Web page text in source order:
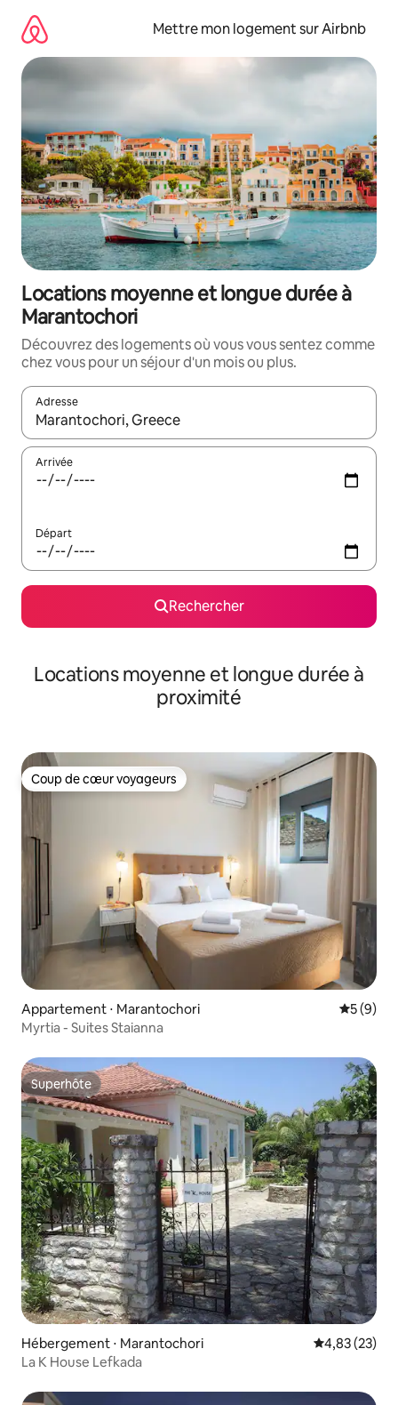
directement
contenu
Mettre mon logement sur Airbnb
Locations moyenne et longue durée à
Marantochori
Découvrez des logements où vous vous sentez comme
chez vous pour un séjour d'un mois ou plus.
Adresse
Lorsque les résultats s'affichent, utilisez les flèches vers le
Arrivée
Départ
Rechercher
Locations moyenne et longue durée à
proximité
Coup de cœur voyageurs
Coup de cœur voyageurs
Appartement ⋅ Marantochori
5 (9)
Myrtia - Suites Staianna
Superhôte
Superhôte
Hébergement ⋅ Marantochori Évaluation
4,83 (23)
La K House Lefkada